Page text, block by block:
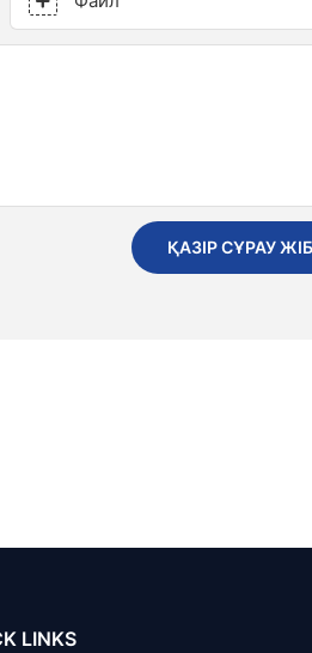
ҚАЗІР СҰРАУ
LINKS